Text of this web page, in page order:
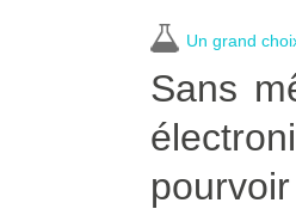
Un grand
Sans